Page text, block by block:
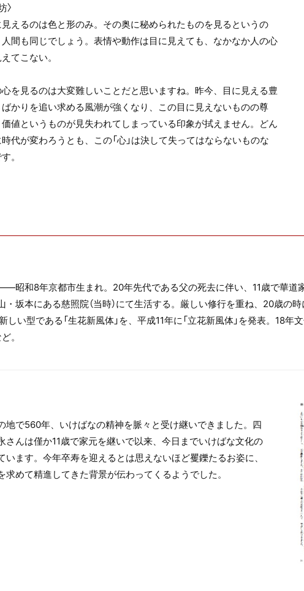
〉
見えるのは色と形のみ。その奥に秘められたものを見るというの
間も同じでしょう。表情や動作は目に見えても、なかなか人の心
てこない。
心を見るのは大変難しいことだと思いますね。昨今、目に見える豊
かりを追い求める風潮が強くなり、この目に見えないものの尊
価値というものが見失われてしまっている印象が拭えません。どん
代が変わろうとも、この「心」は決して失ってはならないものな
。
昭和8年京都市生まれ。20年先代である父の死去に伴い、11歳で華道
坂本にある慈照院（当時）にて生活する。厳しい修行を重ね、20歳の
い型である「生花新風体」を、平成11年に「立花新風体」を発表。18
。
地で560年、いけばなの精神を脈々と受け継いできました。四
さんは僅か11歳で家元を継いで以来、今日までいけばな文化の
ます。今年卒寿を迎えるとは思えないほど矍鑠たるお姿に、
めて精進してきた背景が伝わってくるようでした。